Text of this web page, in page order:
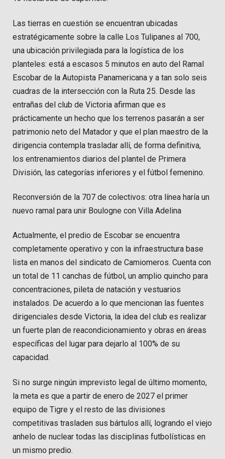
Las tierras en cuestión se encuentran ubicadas
estratégicamente sobre la calle Los Tulipanes al 700,
una ubicación privilegiada para la logística de los
planteles: está a escasos 5 minutos en auto del Ramal
Escobar de la Autopista Panamericana y a tan solo seis
cuadras de la intersección con la Ruta 25. Desde las
entrañas del club de Victoria afirman que es
prácticamente un hecho que los terrenos pasarán a ser
patrimonio neto del Matador y que el plan maestro de la
dirigencia contempla trasladar allí, de forma definitiva,
los entrenamientos diarios del plantel de Primera
División, las categorías inferiores y el fútbol femenino.
Reconversión de la 707 de colectivos: otra línea haría un
nuevo ramal para unir Boulogne con Villa Adelina
Actualmente, el predio de Escobar se encuentra
completamente operativo y con la infraestructura base
lista en manos del sindicato de Camiomeros. Cuenta con
un total de 11 canchas de fútbol, un amplio quincho para
concentraciones, pileta de natación y vestuarios
instalados. De acuerdo a lo que mencionan las fuentes
dirigenciales desde Victoria, la idea del club es realizar
un fuerte plan de reacondicionamiento y obras en áreas
específicas del lugar para dejarlo al 100% de su
capacidad.
Si no surge ningún imprevisto legal de último momento,
la meta es que a partir de enero de 2027 el primer
equipo de Tigre y el resto de las divisiones
competitivas trasladen sus bártulos allí, logrando el viejo
anhelo de nuclear todas las disciplinas futbolísticas en
un mismo predio.